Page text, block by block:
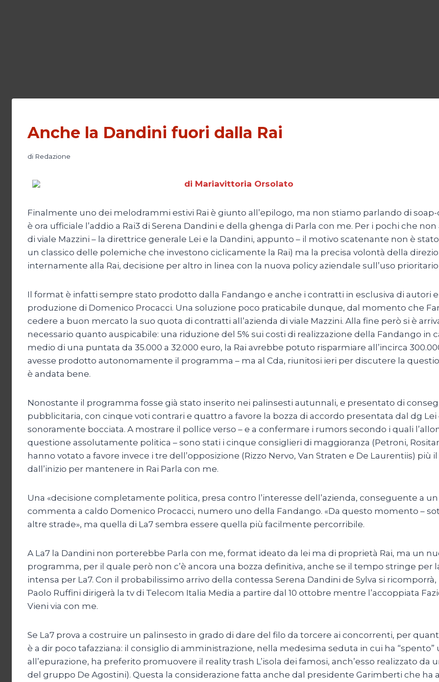
Anche la Dandini fuori dalla Rai
di Redazione
di Mariavittoria Orsolato
Finalmente uno dei melodrammi estivi Rai è giunto all’epilogo, ma non stiamo parlando di
è ora ufficiale l’addio a Rai3 di Serena Dandini e della ghenga di Parla con me. Per i pochi che
di viale Mazzini – la direttrice generale Lei e la Dandini, appunto – il motivo scatenante non è
un classico delle polemiche che investono ciclicamente la Rai) ma la precisa volontà della
internamente alla Rai, decisione per altro in linea con la nuova policy aziendale sull’uso
Il format è infatti sempre stato prodotto dalla Fandango e anche i contratti in esclusiva di autori
produzione di Domenico Procacci. Una soluzione poco praticabile dunque, dal momento che
cedere a buon mercato la suo quota di contratti all’azienda di viale Mazzini. Alla fine però si è
necessario quanto auspicabile: una riduzione del 5% sui costi di realizzazione della Fandango in
medio di una puntata da 35.000 a 32.000 euro, la Rai avrebbe potuto risparmiare all’incirca
avesse prodotto autonomamente il programma – ma al Cda, riunitosi ieri per discutere la
è andata bene.
Nonostante il programma fosse già stato inserito nei palinsesti autunnali, e presentato di
pubblicitaria, con cinque voti contrari e quattro a favore la bozza di accordo presentata dal dg
sonoramente bocciata. A mostrare il pollice verso – e a confermare i rumors secondo i quali
questione assolutamente politica – sono stati i cinque consiglieri di maggioranza (Petroni,
hanno votato a favore invece i tre dell’opposizione (Rizzo Nervo, Van Straten e De Laurentiis)
dall’inizio per mantenere in Rai Parla con me.
Una «decisione completamente politica, presa contro l’interesse dell’azienda, conseguente a
commenta a caldo Domenico Procacci, numero uno della Fandango. «Da questo momento –
altre strade», ma quella di La7 sembra essere quella più facilmente percorribile.
A La7 la Dandini non porterebbe Parla con me, format ideato da lei ma di proprietà Rai, ma un
programma, per il quale però non c’è ancora una bozza definitiva, anche se il tempo stringe per
intensa per La7. Con il probabilissimo arrivo della contessa Serena Dandini de Sylva si
Paolo Ruffini dirigerà la tv di Telecom Italia Media a partire dal 10 ottobre mentre l’accoppiata
Vieni via con me.
Se La7 prova a costruire un palinsesto in grado di dare del filo da torcere ai concorrenti, per
è a dir poco tafazziana: il consiglio di amministrazione, nella medesima seduta in cui ha
all’epurazione, ha preferito promuovere il reality trash L’isola dei famosi, anch’esso realizzato
del gruppo De Agostini). Questa la considerazione fatta anche dal presidente Garimberti che ha